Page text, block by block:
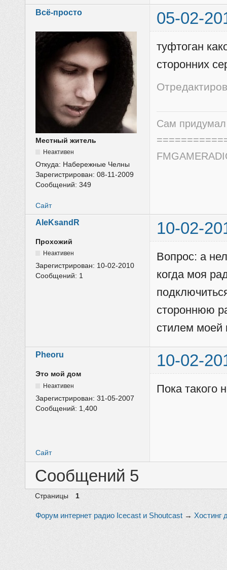
Всё-просто 05-02-
Местный житель
Неактивен
Откуда: Набережные Челны
Зарегистрирован:08-11-2009
Сообщений:349
туфтоган
сторонних
Сам придумал
Сайт
AleKsandR 10-02-
Прохожий
Неактивен
Зарегистрирован: 10-02-2010
Сообщений: 1
Вопрос: а
когда моя
стороннюю
стилем моей
Pheoru 10-02-
Это мой дом
Неактивен
Зарегистрирован:31-05-2007
Сообщений: 1,400
Пока такого
Сайт
Сообщений 5
Страницы 1
Форум интернет радио Icecast и Shoutcast → Хостинг